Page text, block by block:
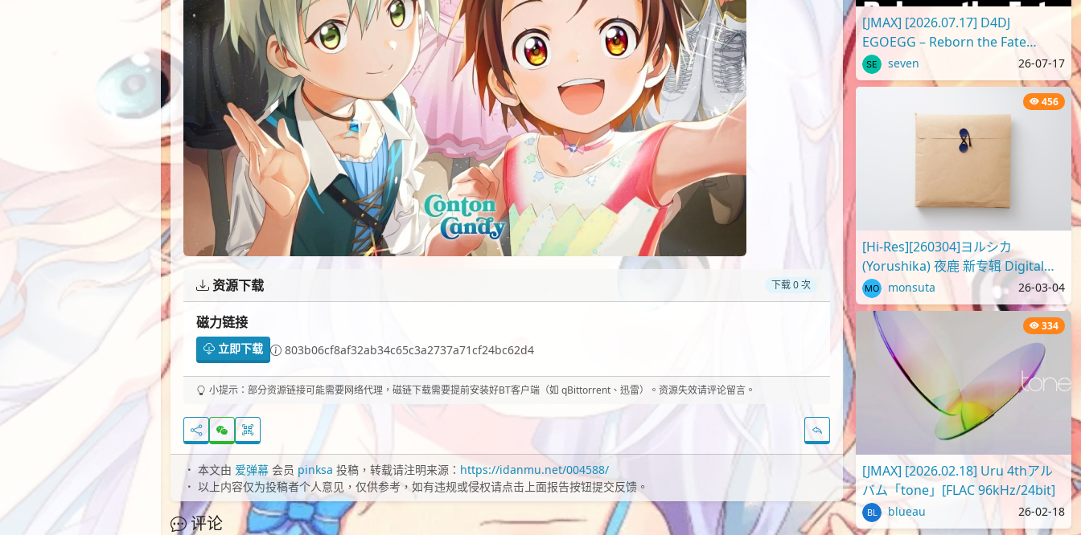
资源下载 下载 0 次
磁力链接
立即下载 803b06cf8af32ab34c65c3a2737a71cf24bc62d4
小提示：部分资源链接可能需要网络代理，磁链下载需要提前安装好BT客户端（如 qBittorrent、迅雷）。资源失效请评论留言。
本文由 爱弹幕 会员 pinksa 投稿，转载请注明来源： https://idanmu.net/004588/
以上内容仅为投稿者个人意见，仅供参考，如有违规或侵权请点击上面报告按钮提交反馈。
评论
[JMAX] [2026.07.17] D4DJ
EGOEGG – Reborn the Fate
[FLAC]seven 26-07-17
456
[Hi-Res][260304]ヨルシカ
(Yorushika) 夜鹿 新专辑 Digital
Album「二人称」[96kHz/24bit]
[FLAC]
monsuta 26-03-04
334
[JMAX] [2026.02.18] Uru 4thアル
バム「tone」[FLAC 96kHz/24bit]
blueau 26-02-18